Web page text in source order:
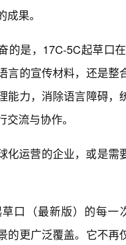
果。
的是，17C-5C起草口
言的宣传材料，还是
能力，消除语言障碍
流与协作。
化运营的企业，或是需
草口（最新版）的每
的更广泛覆盖。它不